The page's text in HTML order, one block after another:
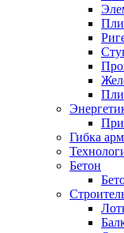
Гибка
Бетон